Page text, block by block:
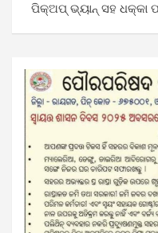
ପିକ୍‌ଅପ୍‌ ଭ୍ୟାନ୍‌ ସହ ଧକ୍କା